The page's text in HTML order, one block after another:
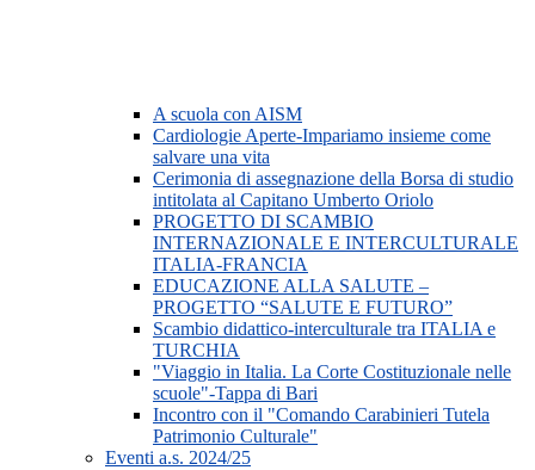
A scuola con AISM
Cardiologie Aperte-Impariamo insieme come
salvare una vita
Cerimonia di assegnazione della Borsa di studio
intitolata al Capitano Umberto Oriolo
PROGETTO DI SCAMBIO
INTERNAZIONALE E INTERCULTURALE
ITALIA-FRANCIA
EDUCAZIONE ALLA SALUTE –
PROGETTO “SALUTE E FUTURO”
Scambio didattico-interculturale tra ITALIA e
TURCHIA
"Viaggio in Italia. La Corte Costituzionale nelle
scuole"-Tappa di Bari
Incontro con il "Comando Carabinieri Tutela
Patrimonio Culturale"
Eventi a.s. 2024/25